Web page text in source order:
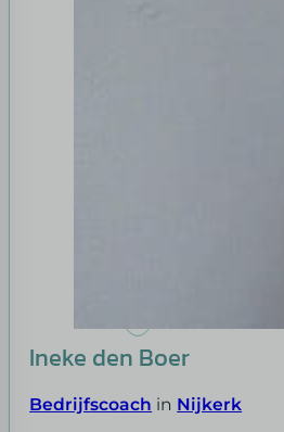
Ineke den Boer
Bedrijfscoach in Nijkerk